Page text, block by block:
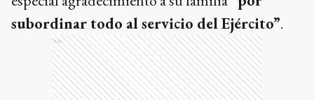
subordinar todo al servicio del Ejército”.
Ads